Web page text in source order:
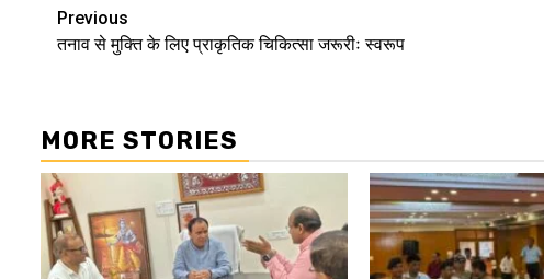
Continue
Reading
Previous
तनाव से मुक्ति के लिए प्राकृतिक चिकित्सा जरूरीः स्वरूप
MORE STORIES